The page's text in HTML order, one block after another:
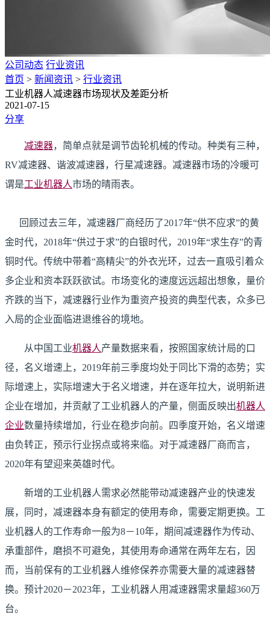
公司动态 行业资讯
首页 > 新闻资讯 > 行业资讯
工业机器人减速器市场现状及差距分析
2021-07-15
分享
减速器，简单点就是调节齿轮机械的传动。种类有三种，
RV减速器、谐波减速器，行星减速器。减速器市场的冷暖可
谓是工业机器人市场的晴雨表。
回顾过去三年，减速器厂商经历了2017年“供不应求”的黄
金时代，2018年“供过于求”的白银时代，2019年“求生存”的青
铜时代。传统中带着“高精尖”的外衣光环，过去一直吸引着众
多企业和资本跃跃欲试。市场变化的速度远远超出想象，量价
齐跌的当下，减速器行业作为重资产投资的典型代表，众多已
入局的企业面临进退维谷的境地。
从中国工业机器人产量数据来看，按照国家统计局的口
径，名义增速上，2019年前三季度均处于同比下滑的态势；实
际增速上，实际增速大于名义增速，并在逐年拉大，说明新进
企业在增加，并贡献了工业机器人的产量，侧面反映出机器人
企业数量持续增加，行业在稳步向前。四季度开始，名义增速
由负转正，预示行业拐点或将来临。对于减速器厂商而言，
2020年有望迎来英雄时代。
新增的工业机器人需求必然能带动减速器产业的快速发
展，同时，减速器本身有额定的使用寿命，需要定期更换。工
业机器人的工作寿命一般为8－10年，期间减速器作为传动、
承重部件，磨损不可避免，其使用寿命通常在两年左右，因
而，当前保有的工业机器人维修保养亦需要大量的减速器替
换。预计2020－2023年，工业机器人用减速器需求量超360万
台。